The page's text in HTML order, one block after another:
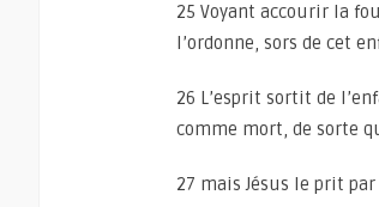
25 Voyant accourir la
l’ordonne, sors de cet
26 L’esprit sortit de
comme mort, de sorte
27 mais Jésus le prit